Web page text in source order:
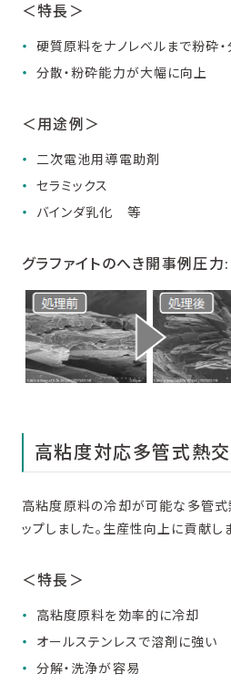
＜特⾧＞
硬質原料をナノレベルまで粉砕
分散・粉砕能力が大幅に向上
＜用途例＞
二次電池用導電助剤
セラミックス
バインダ乳化 等
グラファイトのへき開事例圧
高粘度対応多管式熱交
高粘度原料の冷却が可能な多管式
ップしました。生産性向上に貢献しま
＜特⾧＞
高粘度原料を効率的に冷却
オールステンレスで溶剤に強い
分解・洗浄が容易